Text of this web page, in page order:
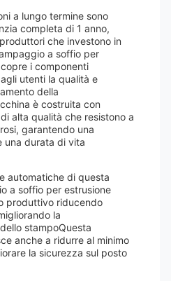
a lungo termine sono
completa di 1 anno,
che investono in
a soffio per
i componenti
utenti la qualità e
della
è costruita con
alta qualità che resistono a
garantendo una
una durata di vita
automatiche di questa
a soffio per estrusione
produttivo riducendo
la
stampoQuesta
anche a ridurre al minimo
la sicurezza sul posto